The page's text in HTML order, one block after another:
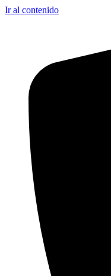
Ir al contenido